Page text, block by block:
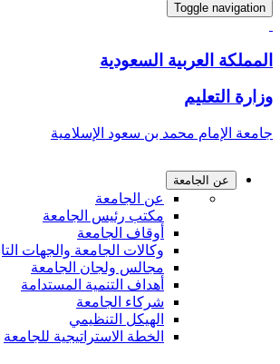
Toggle navigation
المملكة العربية السعودية
وزارة التعليم
جامعة الإمام محمد بن سعود الإسلامية
عن الجامعة
عن الجامعة
مكتب رئيس الجامعة
أوقاف الجامعة
وكالات الجامعة والجهات
مجالس ولجان الجامعة
أهداف التنمية المستدامة
شركاء الجامعة
الهيكل التنظيمي
الخطة الاستراتيجية للجامعة